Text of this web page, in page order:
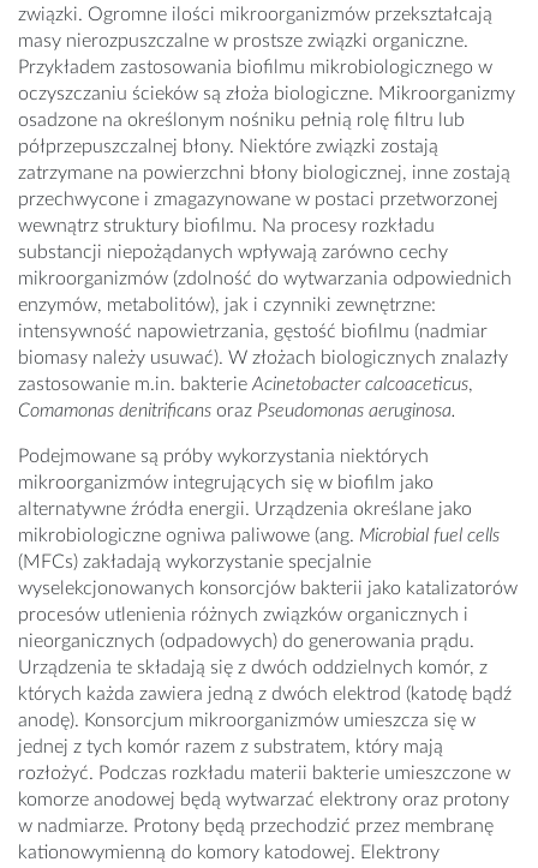
związki. Ogromne ilości mikroorganizmów przekształcają
masy nierozpuszczalne w prostsze związki organiczne.
Przykładem zastosowania biofilmu mikrobiologicznego w
oczyszczaniu ścieków są złoża biologiczne. Mikroorganizmy
osadzone na określonym nośniku pełnią rolę filtru lub
półprzepuszczalnej błony. Niektóre związki zostają
zatrzymane na powierzchni błony biologicznej, inne zostają
przechwycone i zmagazynowane w postaci przetworzonej
wewnątrz struktury biofilmu. Na procesy rozkładu
substancji niepożądanych wpływają zarówno cechy
mikroorganizmów (zdolność do wytwarzania odpowiednich
enzymów, metabolitów), jak i czynniki zewnętrzne:
intensywność napowietrzania, gęstość biofilmu (nadmiar
biomasy należy usuwać). W złożach biologicznych znalazły
zastosowanie m.in. bakterieAcinetobacter calcoaceticus,
Comamonas denitrificans oraz Pseudomonas aeruginosa.
Podejmowane są próby wykorzystania niektórych
mikroorganizmów integrujących się w biofilm jako
alternatywne źródła energii. Urządzenia określane jako
mikrobiologiczne ogniwa paliwowe (ang. Microbial fuel cells
(MFCs) zakładają wykorzystanie specjalnie
wyselekcjonowanych konsorcjów bakterii jako katalizatorów
procesów utlenienia różnych związków organicznych i
nieorganicznych (odpadowych) do generowania prądu.
Urządzenia te składają się z dwóch oddzielnych komór, z
których każda zawiera jedną z dwóch elektrod (katodę bądź
anodę). Konsorcjum mikroorganizmów umieszcza się w
jednej z tych komór razem z substratem, który mają
rozłożyć. Podczas rozkładu materii bakterie umieszczone w
komorze anodowej będą wytwarzać elektrony oraz protony
w nadmiarze. Protony będą przechodzić przez membranę
kationowymienną do komory katodowej. Elektrony